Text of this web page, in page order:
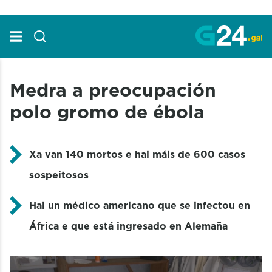
Medra a preocupación
polo gromo de ébola
Xa van 140 mortos e hai máis de 600 casos
sospeitosos
Hai un médico americano que se infectou en
África e que está ingresado en Alemaña